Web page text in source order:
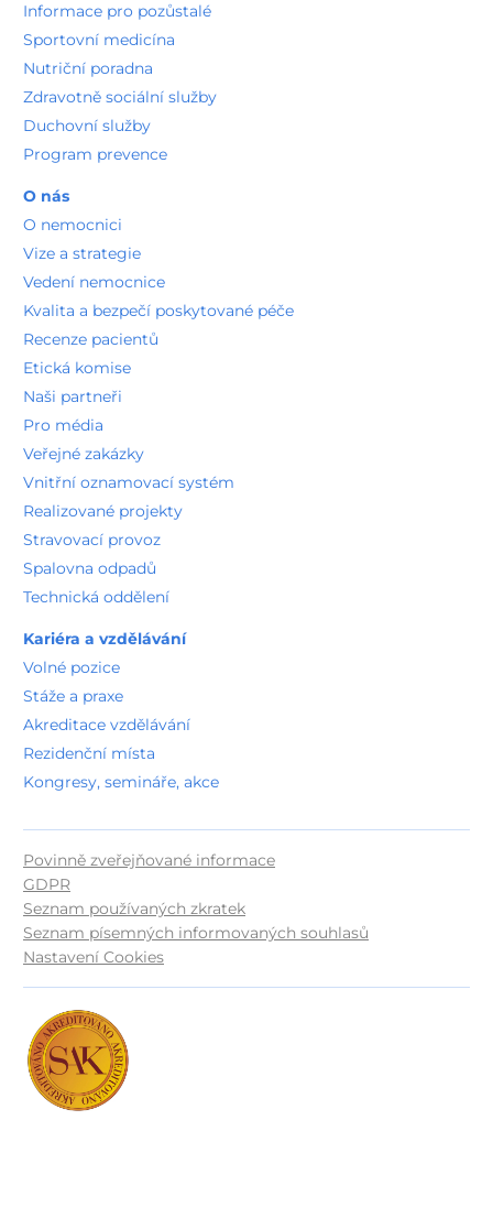
Informace pro pozůstalé
Sportovní medicína
Nutriční poradna
Zdravotně sociální služby
Duchovní služby
Program prevence
O nás
O nemocnici
Vize a strategie
Vedení nemocnice
Kvalita a bezpečí poskytované péče
Recenze pacientů
Etická komise
Naši partneři
Pro média
Veřejné zakázky
Vnitřní oznamovací systém
Realizované projekty
Stravovací provoz
Spalovna odpadů
Technická oddělení
Kariéra a vzdělávání
Volné pozice
Stáže a praxe
Akreditace vzdělávání
Rezidenční místa
Kongresy, semináře, akce
Povinně zveřejňované informace
GDPR
Seznam používaných zkratek
Seznam písemných informovaných souhlasů
Nastavení Cookies